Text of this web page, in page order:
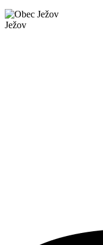
Ježov